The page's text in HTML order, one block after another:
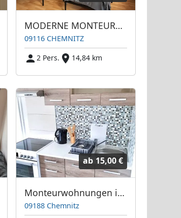
MODERNE MONTEURWOHNUNG FUER 2 PERSONEN (€ 40,00)
09116 CHEMNITZ
2 Pers.
14,84 km
ab 15,00 €
Monteurwohnungen in Chemnitz
09188 Chemnitz